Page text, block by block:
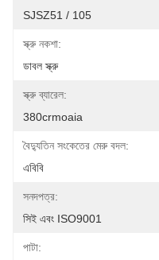
SJSZ51 / 105
স্ক্রু নকশা:
ডাবল স্ক্রু
স্ক্রু ব্যারেল:
380crmoaia
বৈদ্যুতিন সংকেতের মেরু বদল:
এবিবি
সনদপত্র:
সিই এবং ISO9001
পাটা: